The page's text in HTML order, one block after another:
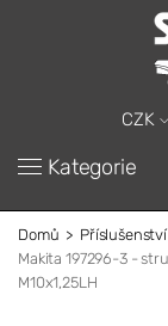
CZK
Kategorie
Domů
Makita 197296-3 -
M10x1,25LH